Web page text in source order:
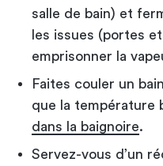
salle de bain) et
les issues (portes
emprisonner la
Faites couler un
que la température
dans la baignoire.
Servez-vous d’un